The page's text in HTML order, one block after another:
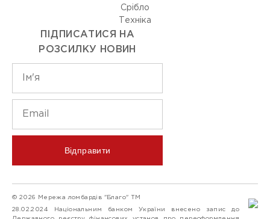
Срiбло
Технiка
ПІДПИСАТИСЯ НА
РОЗСИЛКУ НОВИН
Відправити
© 2026 Мережа ломбардів "Благо" ТМ
28.02.2024 Національним банком України внесено запис до